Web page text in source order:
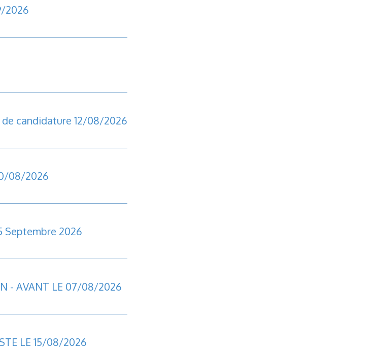
2026
de candidature 12/08/2026
08/2026
Septembre 2026
- AVANT LE 07/08/2026
LE 15/08/2026